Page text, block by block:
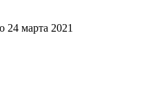
24 марта 2021